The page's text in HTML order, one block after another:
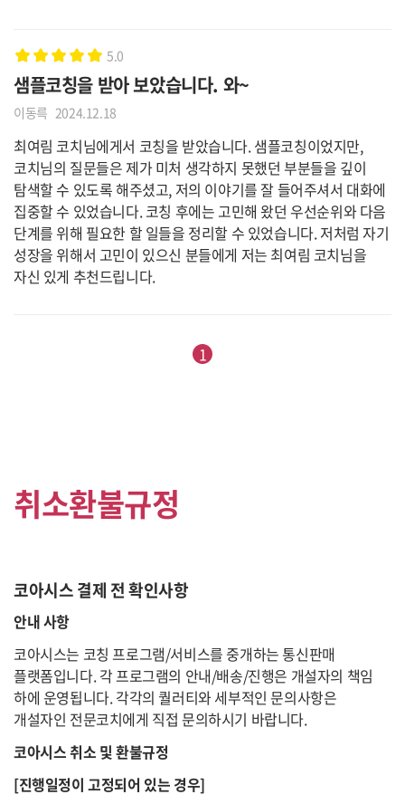
5.0
샘플코칭을 받아 보았습니다. 와~
이동륵 2024.12.18
최여림 코치님에게서 코칭을 받았습니다. 샘플코칭이었지만,
코치님의 질문들은 제가 미처 생각하지 못했던 부분들을 깊이
탐색할 수 있도록 해주셨고, 저의 이야기를 잘 들어주셔서 대화에
집중할 수 있었습니다. 코칭 후에는 고민해 왔던 우선순위와 다음
단계를 위해 필요한 할 일들을 정리할 수 있었습니다. 저처럼 자기
성장을 위해서 고민이 있으신 분들에게 저는 최여림 코치님을
자신 있게 추천드립니다.
1
취소환불규정
코아시스 결제 전 확인사항
안내 사항
코아시스는 코칭 프로그램/서비스를 중개하는 통신판매
플랫폼입니다. 각 프로그램의 안내/배송/진행은 개설자의 책임
하에 운영됩니다. 각각의 퀄러티와 세부적인 문의사항은
개설자인 전문코치에게 직접 문의하시기 바랍니다.
코아시스 취소 및 환불규정
[진행일정이 고정되어 있는 경우]